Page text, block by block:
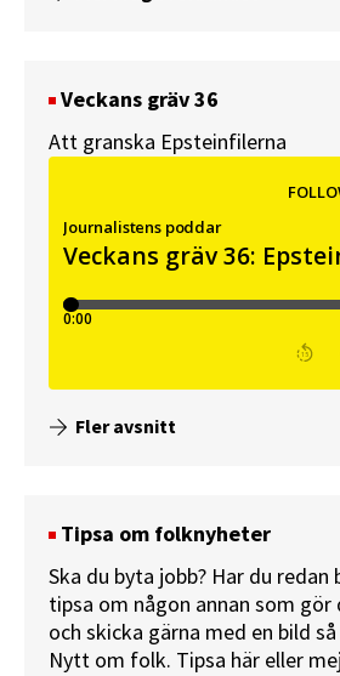
Veckans gräv 36
Att granska Epsteinfilerna
Fler avsnitt
Tipsa om folknyheter
Ska du byta jobb? Har du redan
tipsa om någon annan som gör
och skicka gärna med en bild
Nytt om folk. Tipsa här eller